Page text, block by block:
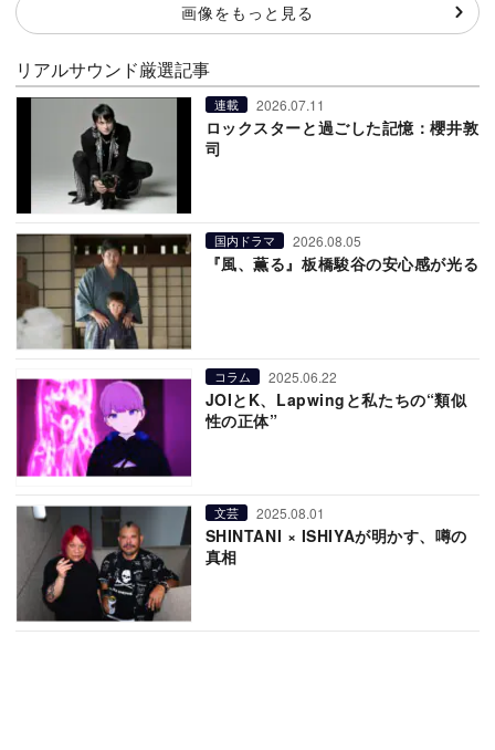
画像をもっと見る
リアルサウンド厳選記事
連載 2026.07.11
ロックスターと過ごした記憶：櫻井敦
司
国内ドラマ 2026.08.05
『風、薫る』板橋駿谷の安心感が光る
コラム 2025.06.22
JOIとK、Lapwingと私たちの“類似
性の正体”
文芸 2025.08.01
SHINTANI × ISHIYAが明かす、噂の
真相